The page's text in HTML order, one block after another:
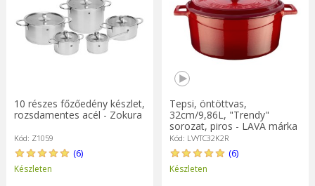
10 részes főzőedény készlet,
rozsdamentes acél - Zokura
Kód: Z1059
(6)
Készleten
Tepsi, öntöttvas,
32cm/9,86L, "Trendy"
sorozat, piros - LAVA márka
Kód: LVYTC32K2R
(6)
Készleten